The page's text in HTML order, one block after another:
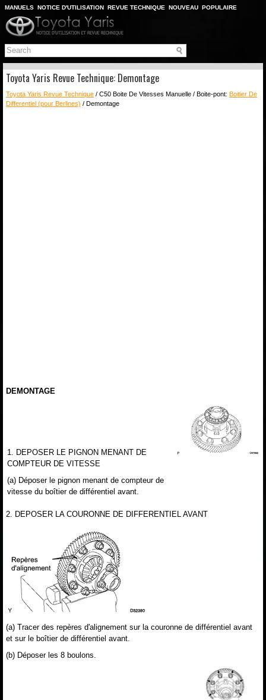
MANUELS NOTICE D'UTILISATION REVUE TECHNIQUE NOUVEAU POPULAIRE
PLAN DU SITE
CHERCHER
Toyota Yaris Revue Technique: Demontage
Toyota Yaris Revue Technique / C50 Boite De Vitesses Manuelle / Boite-pont: Boitier De
Differentiel (pour Berlines) / Demontage
DEMONTAGE
1. DEPOSER LE PIGNON MENANT DE
COMPTEUR DE VITESSE
(a) Déposer le pignon menant de compteur de
vitesse du boîtier de différentiel avant.
2. DEPOSER LA COURONNE DE DIFFERENTIEL AVANT
(a) Tracer des repères d'alignement sur la couronne de différentiel avant
et sur le boîtier de différentiel avant.
(b) Déposer les 8 boulons.